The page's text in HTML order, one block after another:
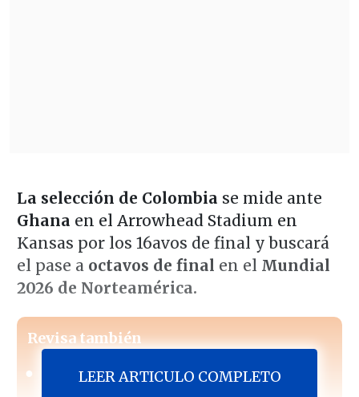
La selección de Colombia se mide ante
Ghana en el Arrowhead Stadium en
Kansas por los 16avos de final y buscará
el pase a octavos de final en el Mundial
2026 de Norteamérica.
Revisa también
[ESTADISTICAS] La tabla de posiciones de la
LEER ARTICULO COMPLETO